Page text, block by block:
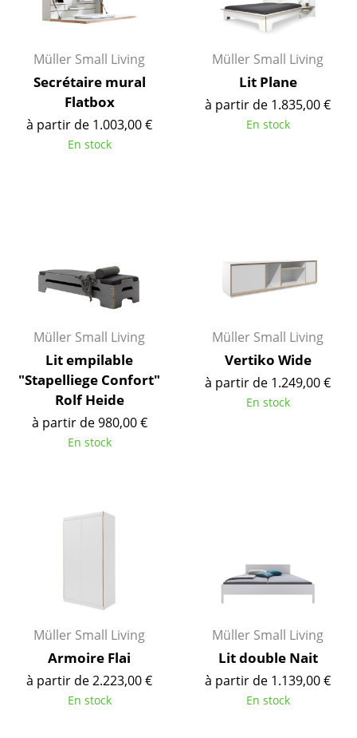
Appliques murales
Luminaires d’extérieur
Lampes sans fil
... voir tous les luminaires
Lits enfants
... voir tous les lits
Accessoires
Horloges
Miroirs
Vases
Boîtes de rangement
Couvertures
Coussins
Müller Small Living
Secrétaire mural
Flatbox
à partir de 1.003,00 €
En stock
Müller Small Living
Lit Plane
à partir de 1.835,00 €
En stock
Müller Small Living
Lit empilable
"Stapelliege Confort"
Rolf Heide
à partir de 980,00 €
En stock
Müller Small Living
Vertiko Wide
à partir de 1.249,00 €
En stock
Müller Small Living
Armoire Flai
à partir de 2.223,00 €
En stock
Müller Small Living
Lit double Nait
à partir de 1.139,00 €
En stock